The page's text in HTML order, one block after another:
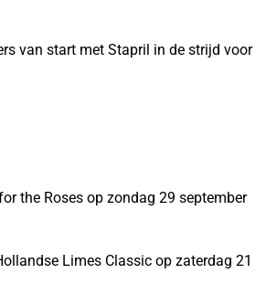
van start met Stapril in de strijd voor
the Roses op zondag 29 september
Limes Classic op zaterdag 21